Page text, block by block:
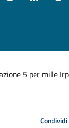
5 per mille
Condividi